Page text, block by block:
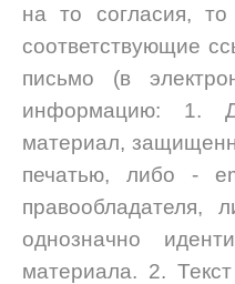
на то согласия,
соответствующие
письмо (в
информацию: 1.
материал,
печатью, либо -
правообладателя,
однозначно
материала. 2.